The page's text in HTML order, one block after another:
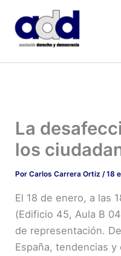
contenido
La
los
PorCarlos Carrera Ortiz/18
El 18 de enero, a las
(Edificio 45, Aula B
de representación.
España, tendencias y